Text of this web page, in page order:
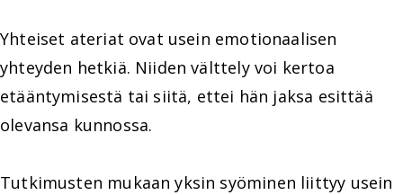
Yhteiset ateriat ovat usein emotionaalisen
yhteyden hetkiä. Niiden välttely voi kertoa
etääntymisestä tai siitä, ettei hän jaksa esittää
olevansa kunnossa.
Tutkimusten mukaan yksin syöminen liittyy usein